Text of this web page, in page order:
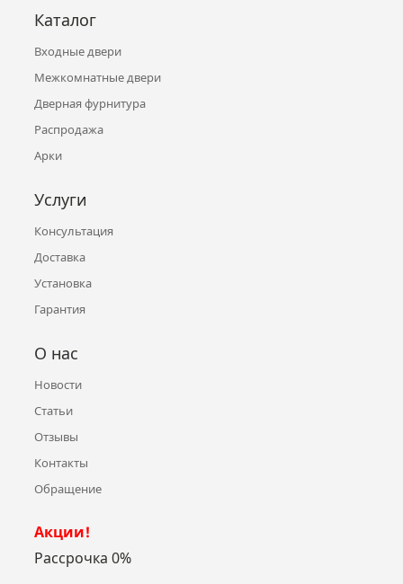
Каталог
Входные двери
Межкомнатные двери
Дверная фурнитура
Распродажа
Арки
Услуги
Консультация
Доставка
Установка
Гарантия
О нас
Новости
Статьи
Отзывы
Контакты
Обращение
Акции!
Рассрочка 0%